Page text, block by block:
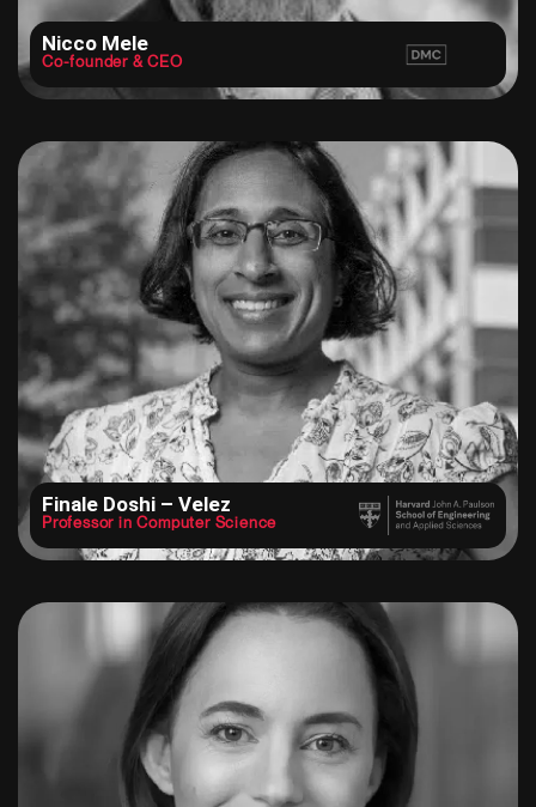
Nicco Mele
Co-founder & CEO
Finale Doshi – Velez
Professor in Computer Science